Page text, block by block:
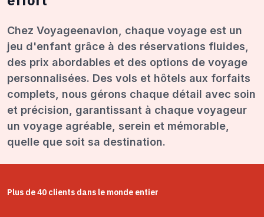
Chez Voyageenavion, chaque voyage est un
jeu d'enfant grâce à des réservations fluides,
des prix abordables et des options de voyage
personnalisées. Des vols et hôtels aux forfaits
complets, nous gérons chaque détail avec soin
et précision, garantissant à chaque voyageur
un voyage agréable, serein et mémorable,
quelle que soit sa destination.
Plus de 40 clients dans le monde entier